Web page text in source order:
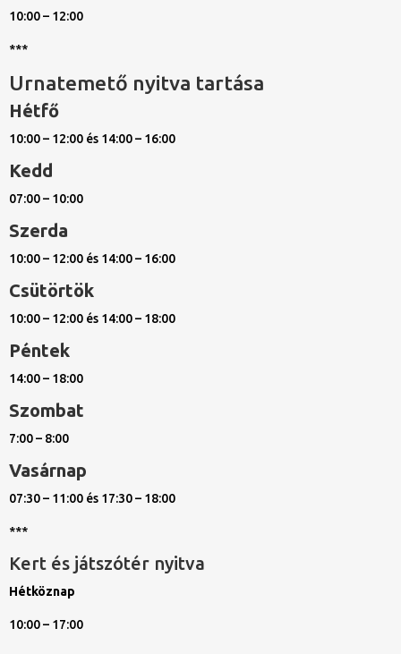
10:00 – 12:00
***
Urnatemető nyitva tartása
Hétfő
10:00 – 12:00 és 14:00 – 16:00
Kedd
07:00 – 10:00
Szerda
10:00 – 12:00 és 14:00 – 16:00
Csütörtök
10:00 – 12:00 és 14:00 – 18:00
Péntek
14:00 – 18:00
Szombat
7:00 – 8:00
Vasárnap
07:30 – 11:00 és 17:30 – 18:00
***
Kert és játszótér nyitva
Hétköznap
10:00 – 17:00